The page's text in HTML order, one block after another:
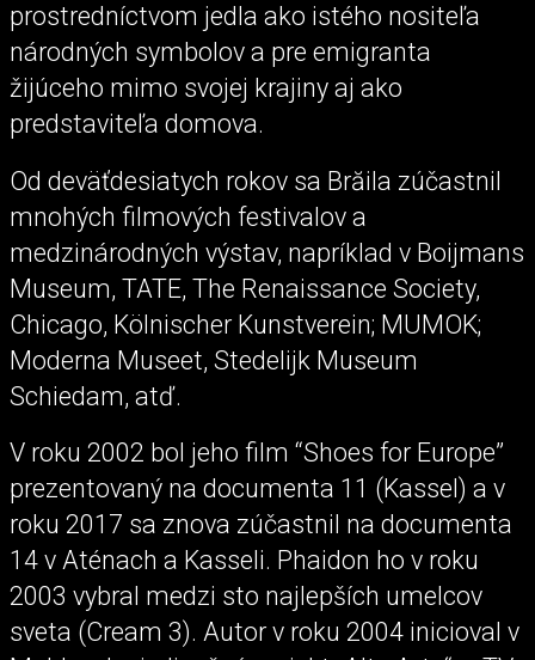
prostredníctvom jedla ako istého nositeľa
národných symbolov a pre emigranta
žijúceho mimo svojej krajiny aj ako
predstaviteľa domova.
Od deväťdesiatych rokov sa Brăila zúčastnil
mnohých filmových festivalov a
medzinárodných výstav, napríklad v Boijmans
Museum, TATE, The Renaissance Society,
Chicago, Kölnischer Kunstverein; MUMOK;
Moderna Museet, Stedelijk Museum
Schiedam, atď.
V roku 2002 bol jeho film “Shoes for Europe”
prezentovaný na documenta 11 (Kassel) a v
roku 2017 sa znova zúčastnil na documenta
14 v Aténach a Kasseli. Phaidon ho v roku
2003 vybral medzi sto najlepších umelcov
sveta (Cream 3). Autor v roku 2004 inicioval v